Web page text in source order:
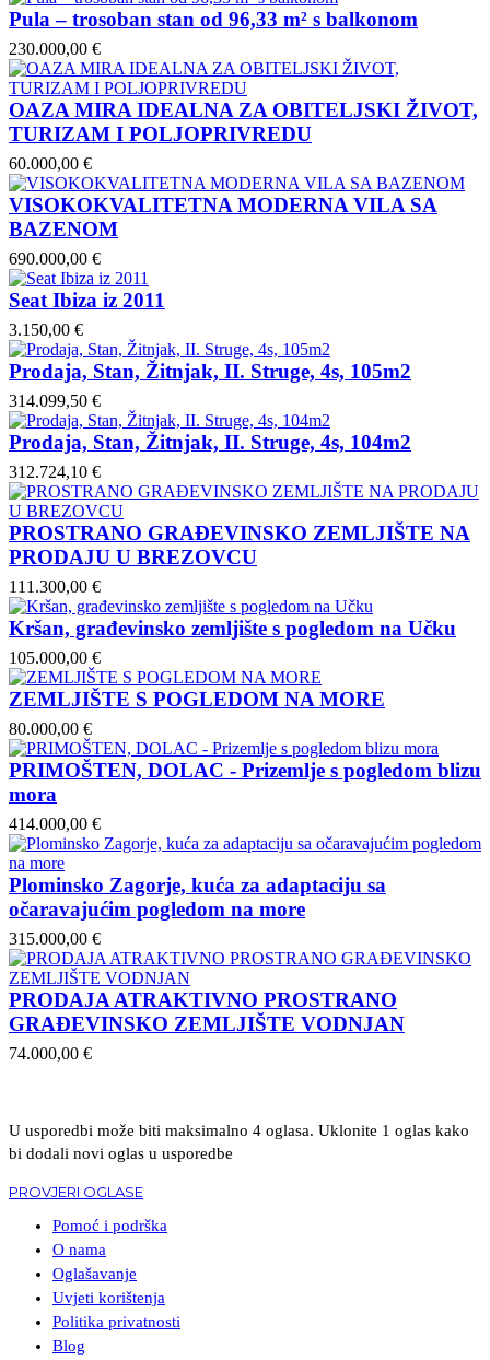
Pula – trosoban stan od 96,33 m² s balkonom
230.000,00 €
OAZA MIRA IDEALNA ZA OBITELJSKI ŽIVOT,
TURIZAM I POLJOPRIVREDU
60.000,00 €
VISOKOKVALITETNA MODERNA VILA SA
BAZENOM
690.000,00 €
Seat Ibiza iz 2011
3.150,00 €
Prodaja, Stan, Žitnjak, II. Struge, 4s, 105m2
314.099,50 €
Prodaja, Stan, Žitnjak, II. Struge, 4s, 104m2
312.724,10 €
PROSTRANO GRAĐEVINSKO ZEMLJIŠTE NA
PRODAJU U BREZOVCU
111.300,00 €
Kršan, građevinsko zemljište s pogledom na Učku
105.000,00 €
ZEMLJIŠTE S POGLEDOM NA MORE
80.000,00 €
PRIMOŠTEN, DOLAC - Prizemlje s pogledom blizu
mora
414.000,00 €
Plominsko Zagorje, kuća za adaptaciju sa
očaravajućim pogledom na more
315.000,00 €
PRODAJA ATRAKTIVNO PROSTRANO
GRAĐEVINSKO ZEMLJIŠTE VODNJAN
74.000,00 €
U usporedbi može biti maksimalno 4 oglasa. Uklonite 1 oglas kako
bi dodali novi oglas u usporedbe
PROVJERI OGLASE
Pomoć i podrška
O nama
Oglašavanje
Uvjeti korištenja
Politika privatnosti
Blog